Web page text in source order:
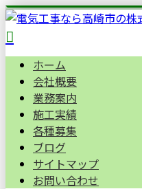
ホーム
会社概要
業務案内
施工実績
各種募集
ブログ
サイトマップ
お問い合わせ